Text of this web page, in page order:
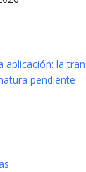
aplicación: la
pendiente